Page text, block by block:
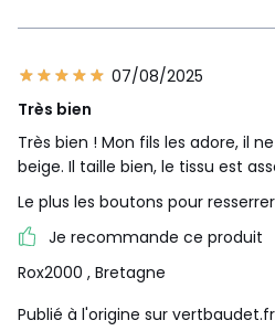
07/08/2025
Très bien
Très bien ! Mon fils les adore, il
beige. Il taille bien, le tissu est
Le plus les boutons pour
Je recommande ce produit
Rox2000 , Bretagne
Publié à l'origine sur vertbaudet.fr